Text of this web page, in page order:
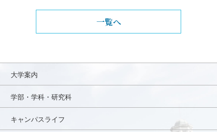
一覧へ
大学案内
学部・学科・研究科
キャンパスライフ